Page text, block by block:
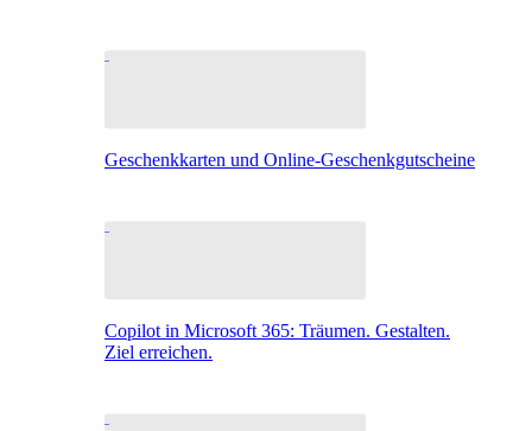
Geschenkkarten und Online-Geschenkgutscheine
Copilot in Microsoft 365: Träumen. Gestalten.
Ziel erreichen.